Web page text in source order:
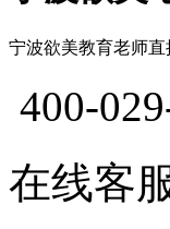
宁波欲美教育老师直
400-
在线客